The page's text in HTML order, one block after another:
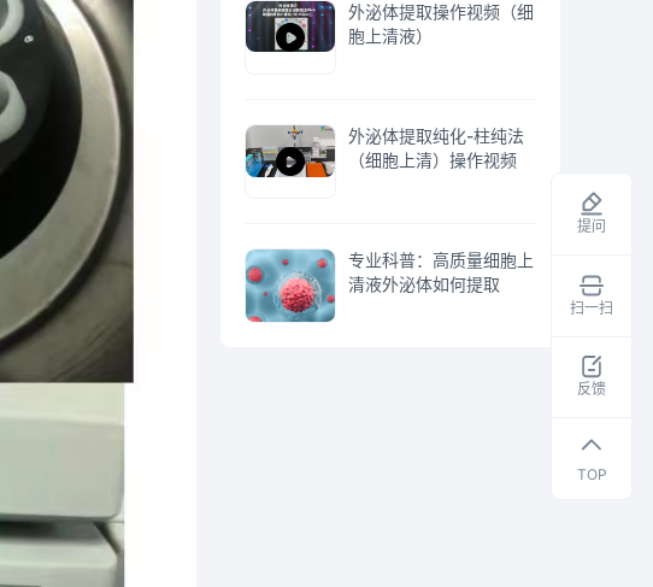
外泌体提取操作视频（细
胞上清液）
外泌体提取纯化-柱纯法
（细胞上清）操作视频
专业科普：高质量细胞上
清液外泌体如何提取
提问
扫一扫
取
干
资
料
反馈
TOP